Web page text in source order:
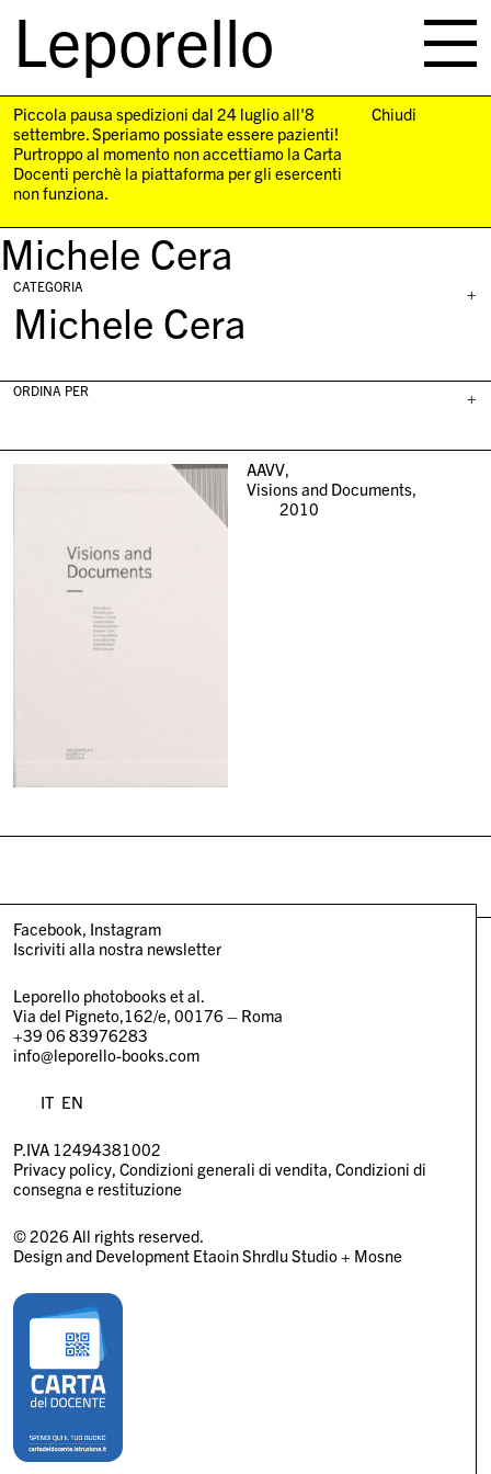
Leporello
navigation
Piccola pausa spedizioni dal 24 luglio all'8
settembre. Speriamo possiate essere pazienti!
Purtroppo al momento non accettiamo la Carta
Docenti perchè la piattaforma per gli esercenti
non funziona.
Chiudi
Michele Cera
+
CATEGORIA
Michele Cera
+
ORDINA PER
AAVV,
Visions and Documents,
2010
Facebook Instagram
Iscriviti alla nostra newsletter
Leporello photobooks et al.
Via del Pigneto,162/e, 00176 – Roma
+39 06 83976283
info@leporello-books.com
IT EN
P.IVA 12494381002
Privacy policy Condizioni generali di vendita Condizioni di
consegna e restituzione
© 2026 All rights reserved.
Design and Development Etaoin Shrdlu Studio+ Mosne